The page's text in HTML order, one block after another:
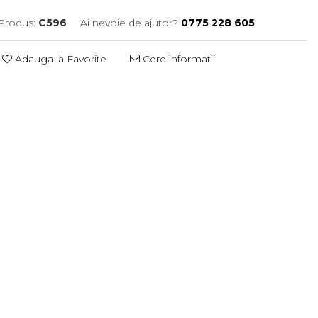
C596 Ai nevoie de ajutor? 0775 228 605
Adauga la Favorite Cere informatii